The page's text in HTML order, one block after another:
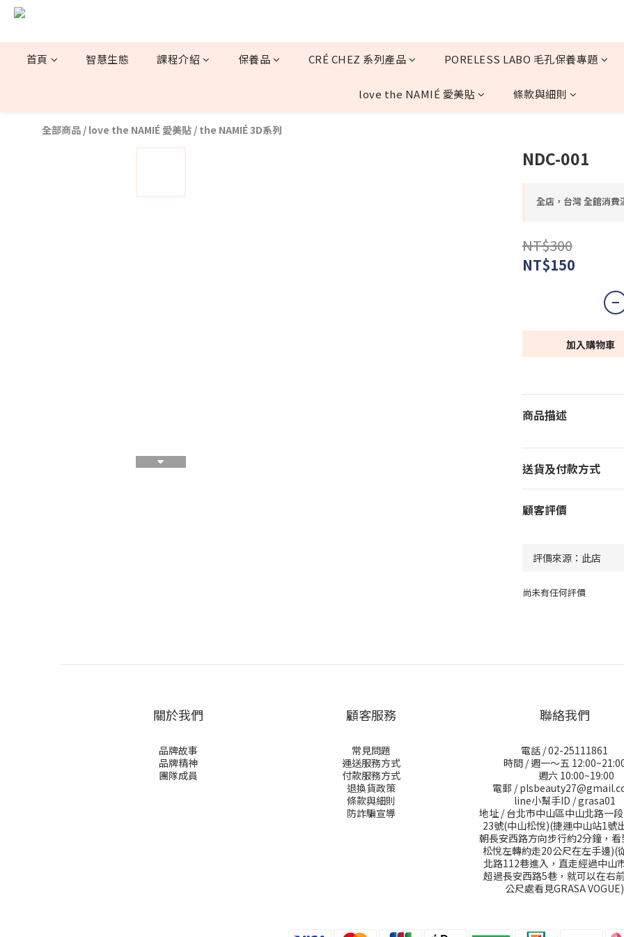
首頁 智慧生態 課程介紹 保養品 CRÉ CHEZ 系列產品 PORELESS LABO 毛孔保養專題
love the NAMIÉ 愛美貼 條款與細則
全部商品 / love the NAMIÉ 愛美貼 / the NAMIÉ 3D系列
NDC-001
全店，台灣 全館消
NT$300
NT$150
加入購物車
商品描述
送貨及付款方式
顧客評價
尚未有任何評價
關於我們
品牌故事
品牌精神
團隊成員
顧客服務
常見問題
運送服務方式
付款服務方式
退換貨政策
條款與細則
防詐騙宣導
聯絡我們
電話 / 02-25111861
時間 / 週一～五
週六 10:00~19:00
電郵 /
line小幫手ID / grasa01
地址 / 台北市中山區中山北路一
23號(中山松悅)(捷運中山站1號
朝長安西路方向步行約2分鐘，看
松悅左轉約走20公尺在左手邊)(
北路112巷進入，直走經過中山
超過長安西路5巷，就可以在右
公尺處看見GRASA VOGUE)